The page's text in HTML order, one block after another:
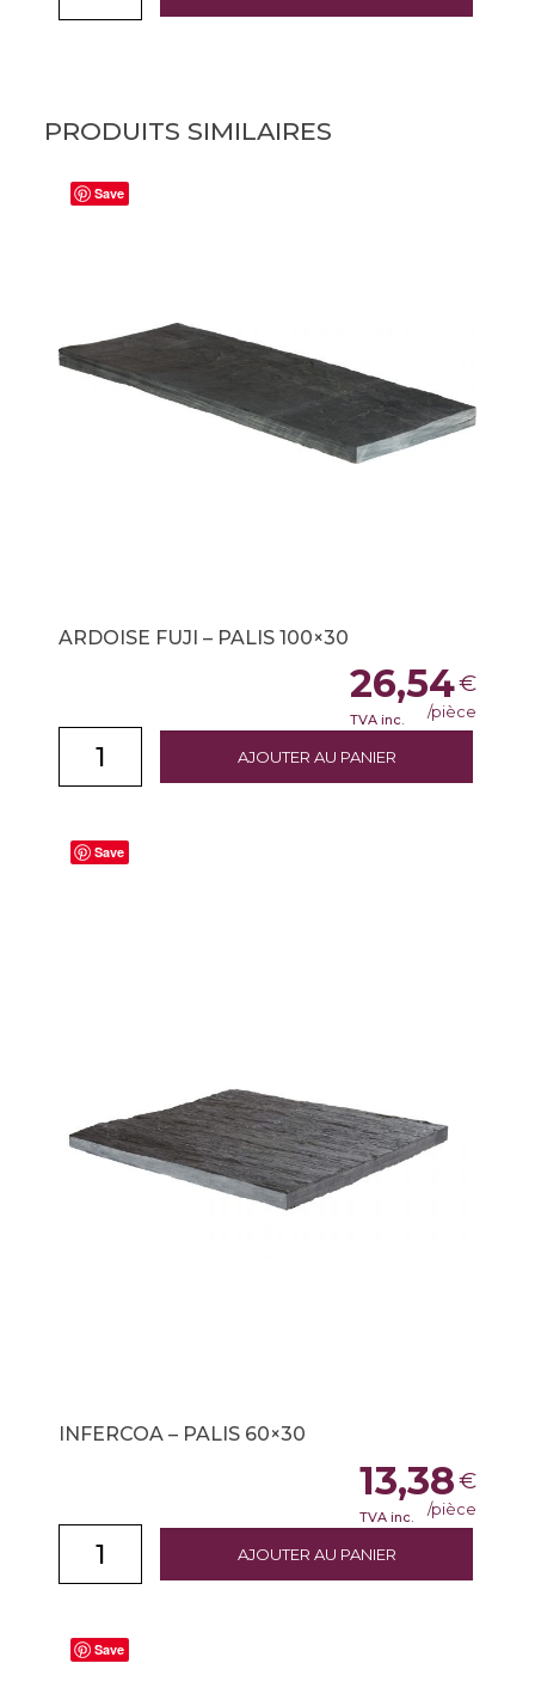
PRODUITS SIMILAIRES
Save
ARDOISE FUJI – PALIS 100×30
AJOUTER AU PANIER
26,54€
TVA inc. /pièce
Save
INFERCOA – PALIS 60×30
AJOUTER AU PANIER
13,38€
TVA inc. /pièce
Save